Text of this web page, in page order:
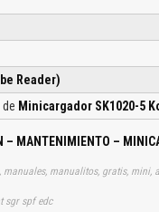
Reader)
de Minicargador SK1020-5
– MANTENIMIENTO –
manuales, manualitos, gratis, mini,
sgr spf edc